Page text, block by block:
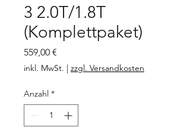
3 2.0T/1.8T
(Komplettpaket)
559,00 €
inkl. MwSt. | zzgl. Versandkosten
Anzahl *